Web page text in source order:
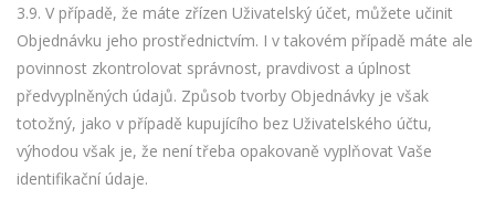
3.9. V případě, že máte zřízen Uživatelský účet, můžete učinit
Objednávku jeho prostřednictvím. I v takovém případě máte ale
povinnost zkontrolovat správnost, pravdivost a úplnost
předvyplněných údajů. Způsob tvorby Objednávky je však
totožný, jako v případě kupujícího bez Uživatelského účtu,
výhodou však je, že není třeba opakovaně vyplňovat Vaše
identifikační údaje.